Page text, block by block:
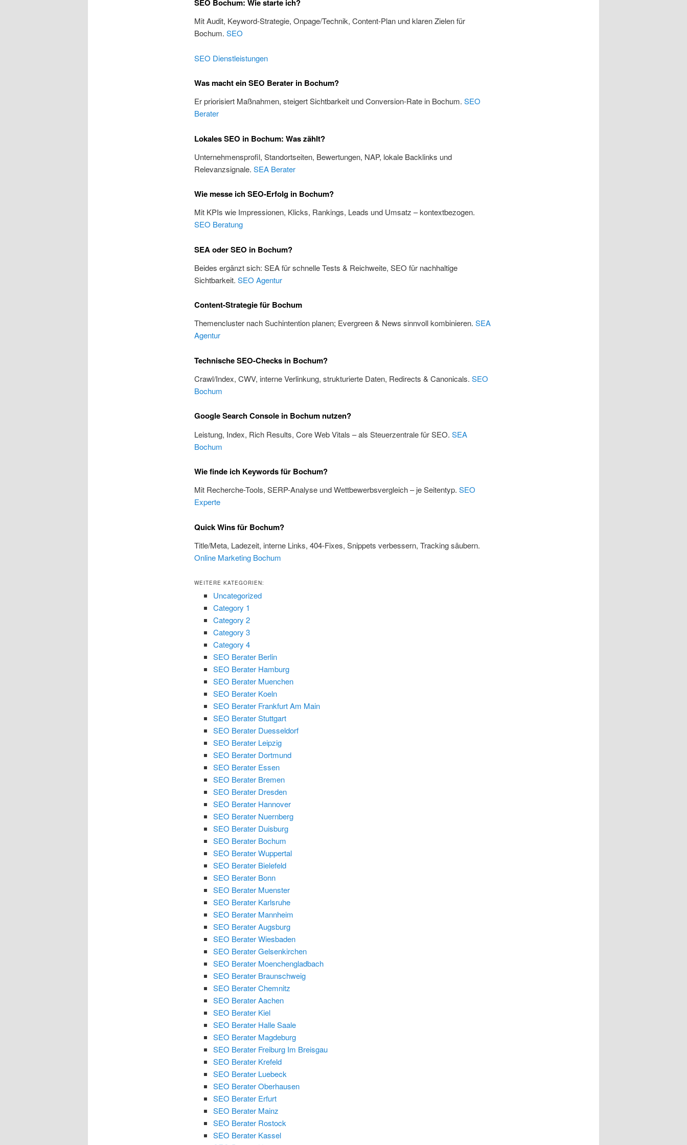
SEO Bochum: Wie starte ich?
Mit Audit, Keyword-Strategie, Onpage/Technik, Content-Plan und klaren Zielen für
Bochum. SEO
SEO Dienstleistungen
Was macht ein SEO Berater in Bochum?
Er priorisiert Maßnahmen, steigert Sichtbarkeit und Conversion-Rate in Bochum. SEO
Berater
Lokales SEO in Bochum: Was zählt?
Unternehmensprofil, Standortseiten, Bewertungen, NAP, lokale Backlinks und
Relevanzsignale. SEA Berater
Wie messe ich SEO-Erfolg in Bochum?
Mit KPIs wie Impressionen, Klicks, Rankings, Leads und Umsatz – kontextbezogen.
SEO Beratung
SEA oder SEO in Bochum?
Beides ergänzt sich: SEA für schnelle Tests & Reichweite, SEO für nachhaltige
Sichtbarkeit. SEO Agentur
Content-Strategie für Bochum
Themencluster nach Suchintention planen; Evergreen & News sinnvoll kombinieren. SEA
Agentur
Technische SEO-Checks in Bochum?
Crawl/Index, CWV, interne Verlinkung, strukturierte Daten, Redirects & Canonicals. SEO
Bochum
Google Search Console in Bochum nutzen?
Leistung, Index, Rich Results, Core Web Vitals – als Steuerzentrale für SEO. SEA
Bochum
Wie finde ich Keywords für Bochum?
Mit Recherche-Tools, SERP-Analyse und Wettbewerbsvergleich – je Seitentyp. SEO
Experte
Quick Wins für Bochum?
Title/Meta, Ladezeit, interne Links, 404-Fixes, Snippets verbessern, Tracking säubern.
Online Marketing Bochum
WEITERE KATEGORIEN:
Uncategorized
Category 1
Category 2
Category 3
Category 4
SEO Berater Berlin
SEO Berater Hamburg
SEO Berater Muenchen
SEO Berater Koeln
SEO Berater Frankfurt Am Main
SEO Berater Stuttgart
SEO Berater Duesseldorf
SEO Berater Leipzig
SEO Berater Dortmund
SEO Berater Essen
SEO Berater Bremen
SEO Berater Dresden
SEO Berater Hannover
SEO Berater Nuernberg
SEO Berater Duisburg
SEO Berater Bochum
SEO Berater Wuppertal
SEO Berater Bielefeld
SEO Berater Bonn
SEO Berater Muenster
SEO Berater Karlsruhe
SEO Berater Mannheim
SEO Berater Augsburg
SEO Berater Wiesbaden
SEO Berater Gelsenkirchen
SEO Berater Moenchengladbach
SEO Berater Braunschweig
SEO Berater Chemnitz
SEO Berater Aachen
SEO Berater Kiel
SEO Berater Halle Saale
SEO Berater Magdeburg
SEO Berater Freiburg Im Breisgau
SEO Berater Krefeld
SEO Berater Luebeck
SEO Berater Oberhausen
SEO Berater Erfurt
SEO Berater Mainz
SEO Berater Rostock
SEO Berater Kassel